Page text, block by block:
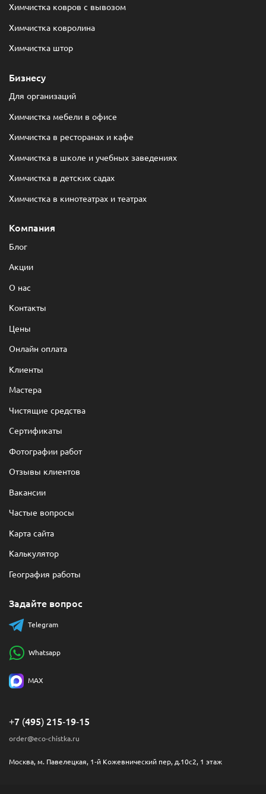
Химчистка ковров с вывозом
Химчистка ковролина
Химчистка штор
Бизнесу
Для организаций
Химчистка мебели в офисе
Химчистка в ресторанах и кафе
Химчистка в школе и учебных заведениях
Химчистка в детских садах
Химчистка в кинотеатрах и театрах
Компания
Блог
Акции
О нас
Контакты
Цены
Онлайн оплата
Клиенты
Мастера
Чистящие средства
Сертификаты
Фотографии работ
Отзывы клиентов
Вакансии
Частые вопросы
Карта сайта
Калькулятор
География работы
Задайте вопрос
Telegram
Whatsapp
MAX
+7 (495) 215-19-15
order@eco-chistka.ru
Москва, м. Павелецкая, 1-й Кожевнический пер, д.10с2, 1 этаж